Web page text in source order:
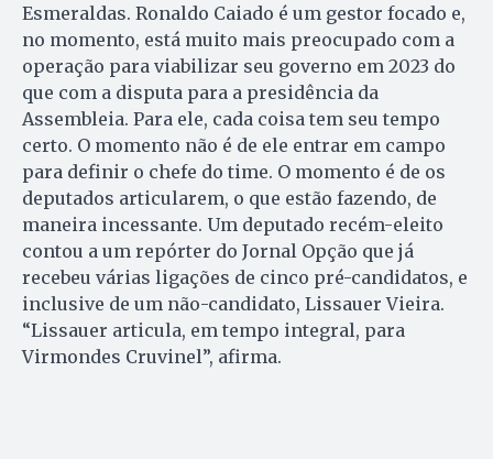
Esmeraldas. Ronaldo Caiado é um gestor focado e,
no momento, está muito mais preocupado com a
operação para viabilizar seu governo em 2023 do
que com a disputa para a presidência da
Assembleia. Para ele, cada coisa tem seu tempo
certo. O momento não é de ele entrar em campo
para definir o chefe do time. O momento é de os
deputados articularem, o que estão fazendo, de
maneira incessante. Um deputado recém-eleito
contou a um repórter do Jornal Opção que já
recebeu várias ligações de cinco pré-candidatos, e
inclusive de um não-candidato, Lissauer Vieira.
“Lissauer articula, em tempo integral, para
Virmondes Cruvinel”, afirma.